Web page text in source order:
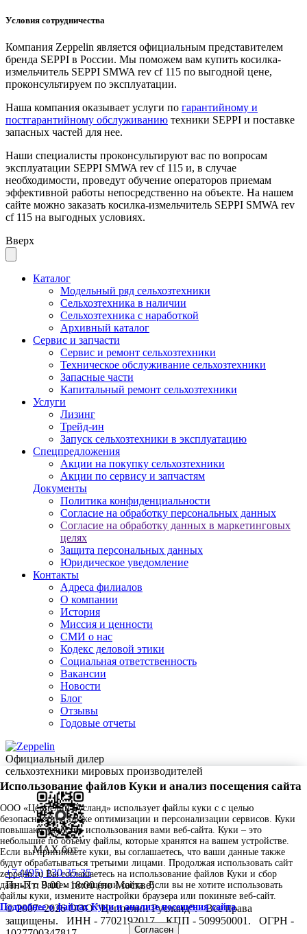
Условия сотрудничества
Компания Zeppelin является официальным представителем
бренда SEPPI в России. Мы поможем вам купить косилка-
измельчитель SEPPI SMWA rev cf 115 по выгодной цене,
проконсультируем по эксплуатации.
Наша компания оказывает услуги по гарантийному и
постгарантийному обслуживанию техники SEPPI и поставке
запасных частей для нее.
Наши специалисты проконсультируют вас по вопросам
эксплуатации SEPPI SMWA rev cf 115 и, в случае
необходимости, проведут обучение операторов приемам
эффективной работы непосредственно на объекте. На нашем
сайте можно заказать косилка-измельчитель SEPPI SMWA rev
cf 115 на выгодных условиях.
Вверх
Каталог
Модельный ряд сельхозтехники
Сельхозтехника в наличии
Сельхозтехника с наработкой
Архивный каталог
Сервис и запчасти
Сервис и ремонт сельхозтехники
Техническое обслуживание сельхозтехники
Запасные части
Капитальный ремонт сельхозтехники
Услуги
Лизинг
Трейд-ин
Запуск сельхозтехники в эксплуатацию
Спецпредложения
Акции на покупку сельхозтехники
Акции по сервису и запчастям
Документы
Политика конфиденциальности
Согласие на обработку персональных данных
Согласие на обработку данных в маркетинговых
целях
Защита персональных данных
Юридическое уведомление
Контакты
Адреса филиалов
О компании
История
Миссия и ценности
СМИ о нас
Кодекс деловой этики
Социальная ответственность
Вакансии
Новости
Блог
Отзывы
Годовые отчеты
Официальный дилер
сельхозтехники мировых производителей
MAX бот
+7 (495) 130-35-35
Пн-Пт: 9:00 - 18:00 (по Москве)
© 2007–2026 ООО "Цеппелин Русланд".
Все права
защищены.
ИНН - 7702192017. КПП - 509950001.
ОГРН -
Использование файлов Куки и анализ посещения сайта
ООО «Цеппелин Русланд» использует файлы куки c с целью
безопасности, а также оптимизации и персонализации сервисов. Куки
повышают удобство использования вами веб-сайта. Куки – это
небольшие по объему файлы, которые хранятся на вашем устройстве.
Если вы принимаете куки, вы соглашаетесь, что ваши данные также
будут обрабатываться третьими лицами. Продолжая использовать сайт
zeppelin.ru Вы соглашаетесь на использование файлов Куки и сбор
данных о Вашем посещении сайта. Если вы не хотите использовать
файлы куки, измените настройки браузера или покиньте веб-сайт.
Подробнее о файлах Куки и анализе посещения сайта.
Согласен